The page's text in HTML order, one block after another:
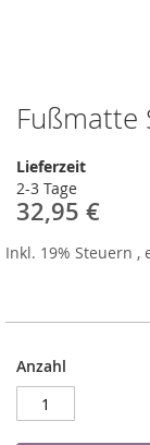
Fußmatte
Lieferzeit
2-3 Tage
32,95 €
Inkl. 19% Steuern ,
Anzahl
Zum
Anfang
der
Bildergalerie
springen